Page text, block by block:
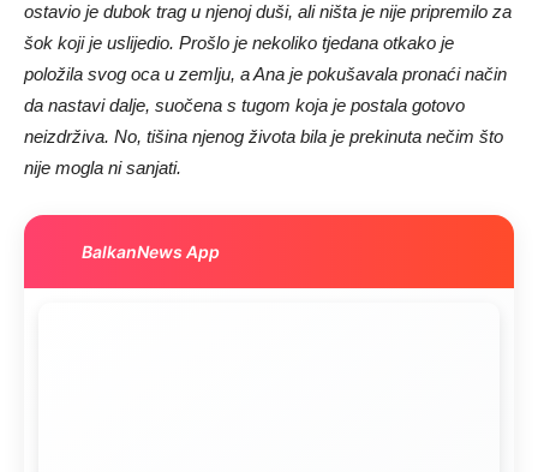
ostavio je dubok trag u njenoj duši, ali ništa je nije pripremilo za
šok koji je uslijedio. Prošlo je nekoliko tjedana otkako je
položila svog oca u zemlju, a Ana je pokušavala pronaći način
da nastavi dalje, suočena s tugom koja je postala gotovo
neizdrživa. No, tišina njenog života bila je prekinuta nečim što
nije mogla ni sanjati.
BalkanNews App